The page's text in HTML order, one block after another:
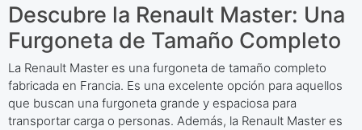
Descubre la Renault Master: Una
Furgoneta de Tamaño Completo
La Renault Master es una furgoneta de tamaño completo
fabricada en Francia. Es una excelente opción para aquellos
que buscan una furgoneta grande y espaciosa para
transportar carga o personas. Además, la Renault Master es